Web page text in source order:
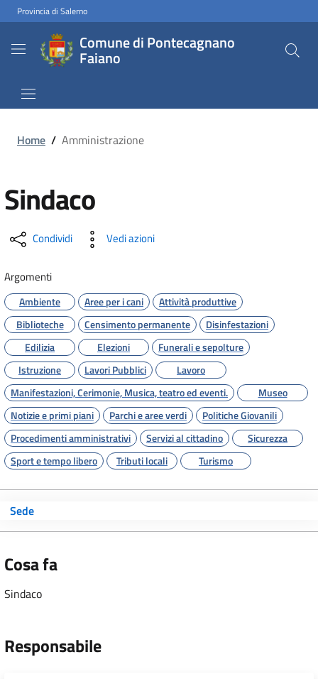
Provincia di Salerno
Comune di Pontecagnano
Faiano
Home / Amministrazione
Sindaco
Condividi Vedi azioni
Argomenti
Ambiente Aree per i cani
Attività produttive
Biblioteche
Censimento permanente
Disinfestazioni
Edilizia
Elezioni
Funerali e sepolture
Istruzione
Lavori Pubblici
Lavoro
Manifestazioni, Cerimonie, Musica, teatro ed eventi.
Museo
Notizie e primi piani
Parchi e aree verdi
Politiche Giovanili
Procedimenti amministrativi
Servizi al cittadino
Sicurezza
Sport e tempo libero
Tributi locali Turismo
Sede
Cosa fa
Sindaco
Responsabile